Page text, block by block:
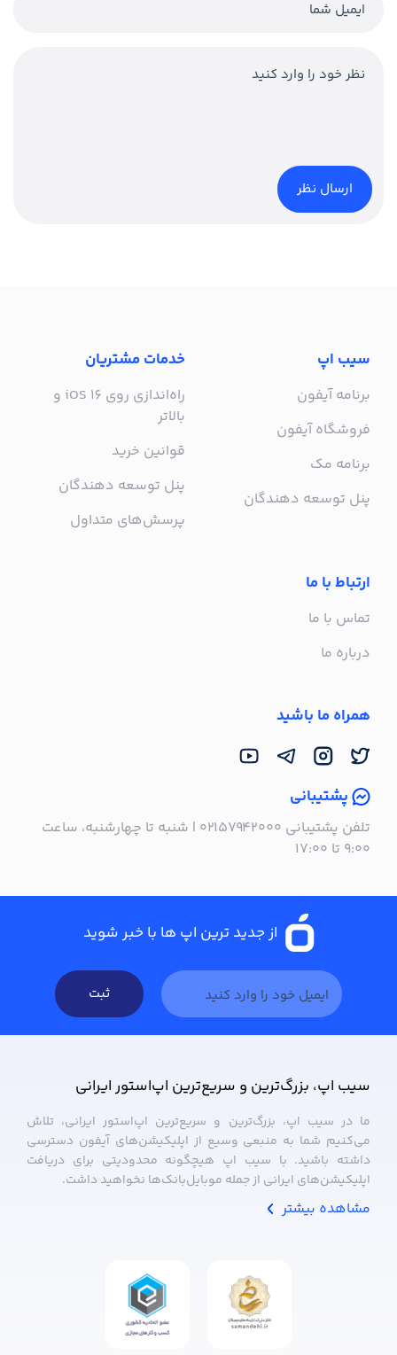
سیب اپ
برنامه آیفون
فروشگاه آیفون
برنامه مک
پنل توسعه دهندگان
خدمات مشتریان
راه‌اندازی روی iOS 16 و
بالاتر
قوانین خرید
پنل توسعه دهندگان
پرسش‌های متداول
ارتباط با ما
تماس با ما
درباره ما
همراه ما باشید
پشتیبانی
تلفن پشتیبانی ۰۲۱۵۷۹۴۲۰۰۰ | شنبه تا چهارشنبه، ساعت
۹:۰۰ تا ۱۷:۰۰
از جدید ترین اپ ها با خبر شوید
ثبت
سیب ‌اپ، بزرگ‌ترین و سریع‌ترین اپ‌استور ایرانی
ما در سیب ‌اپ، بزرگ‌ترین و سریع‌ترین اپ‌استور ایرانی، تلاش
می‌کنیم شما به منبعی وسیع از اپلیکیشن‌های آیفون دسترسی
داشته باشید. با سیب ‌اپ هیچگونه محدودیتی برای دریافت
اپلیکیشن‌های ایرانی از جمله موبایل‌بانک‌ها نخواهید داشت.
مشاهده بیشتر